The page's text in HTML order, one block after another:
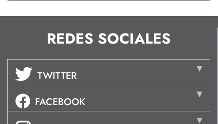
REDES SOCIALES
TWITTER
FACEBOOK